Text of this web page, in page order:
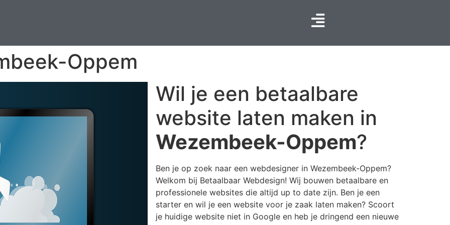
Oppem
Wil je een betaalbare
website laten maken in
Wezembeek-Oppem?
Ben je op zoek naar een webdesigner in Wezembeek-Oppem?
Welkom bij Betaalbaar Webdesign! Wij bouwen betaalbare en
professionele websites die altijd up to date zijn. Ben je een
starter en wil je een website voor je zaak laten maken? Scoort
je huidige website niet in Google en heb je dringend een nieuwe